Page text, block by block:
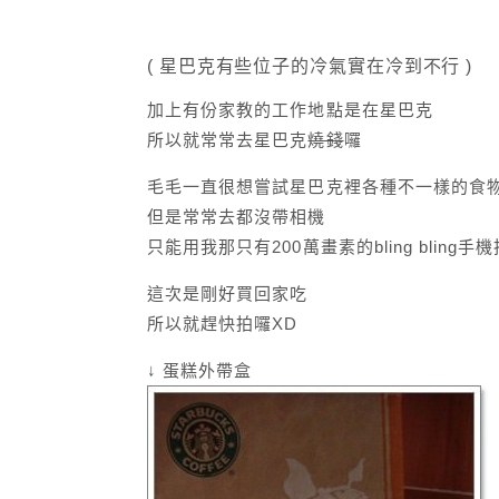
( 星巴克有些位子的冷氣實在冷到不行 )
加上有份家教的工作地點是在星巴克
所以就常常去星巴克燒錢囉
毛毛一直很想嘗試星巴克裡各種不一樣的食
但是常常去都沒帶相機
只能用我那只有200萬畫素的bling bling手
這次是剛好買回家吃
所以就趕快拍囉XD
↓ 蛋糕外帶盒